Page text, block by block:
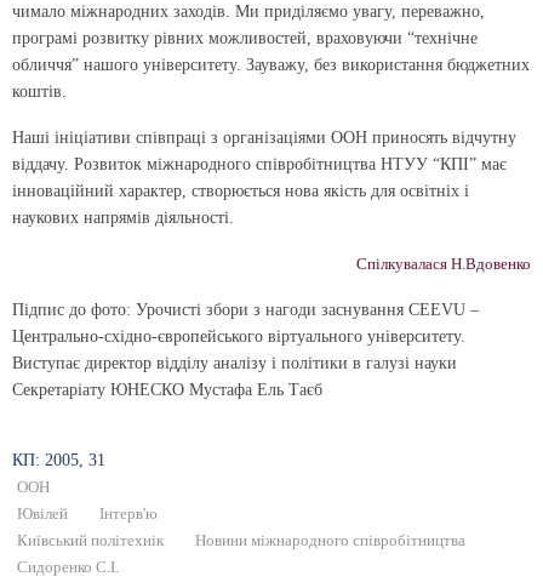
чимало міжнародних заходів. Ми приділяємо увагу, переважно,
програмі розвитку рівних можливостей, враховуючи “технічне
обличчя” нашого університету. Зауважу, без використання бюджетних
коштів.
Наші ініціативи співпраці з організаціями ООН приносять відчутну
віддачу. Розвиток міжнародного співробітництва НТУУ “КПІ” має
інноваційний характер, створюється нова якість для освітніх і
наукових напрямів діяльності.
Спілкувалася Н.Вдовенко
Підпис до фото: Урочисті збори з нагоди заснування CEEVU –
Центрально-східно-європейського віртуального університету.
Виступає директор відділу аналізу і політики в галузі науки
Секретаріату ЮНЕСКО Мустафа Ель Таєб
КП: 2005, 31
ООН
Ювілей
Інтерв'ю
Київський політехнік
Новини міжнародного співробітництва
Сидоренко C.І.